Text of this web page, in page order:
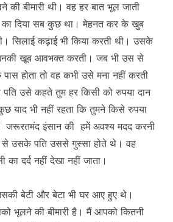
बीमारी थी। वह हर बात भूल जाती
दिया सब कुछ था। मेहनत कर के खुब
सिलाई कढ़ाई भी किया करती थी। उसके
खूब आवभक्त करती। जब भी उस से
होता तो वह कभी उसे मना नहीं करती
उसे कहते तुम हर किसी को रुपया दान
याद भी नहीं रहता कि तुमने किसे रुपया
जरूरतमंद इंसान की हमें अवश्य मदद करनी
से उसके पति उससे गुस्सा होते थे। वह
दर्द नहीं देखा नहीं जाता।
बेटी और बेटा भी घर आए हुए थे।
भूलने की बीमारी है। मैं आपको कितनी